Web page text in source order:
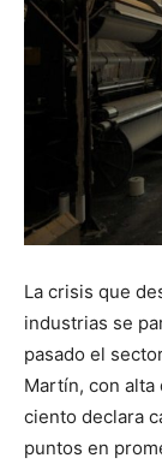
La crisis que
industrias se
pasado el
Martín, con alta
ciento declara
puntos en